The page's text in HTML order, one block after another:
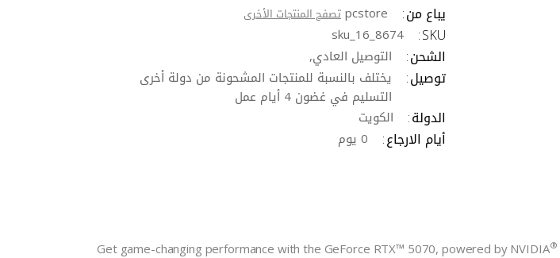
يباع من
pcstore تصفح المنتجات الأخرى
SKU
sku_16_8674
الشحن التوصيل العادي,
توصيل
يختلف بالنسبة للمنتجات المشحونة من دولة أخرى
التسليم في غضون 4 أيام عمل
الدولة الكويت
أيام الارجاع 0 يوم
Get game-changing performance with the GeForce RTX™ 5070, powered by NVIDIA®